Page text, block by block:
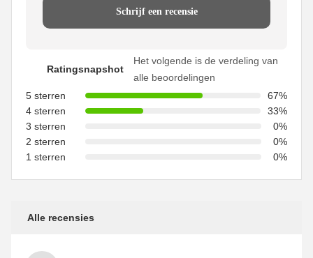
Schrijf een recensie
Ratingsnapshot
Het volgende is de verdeling van
alle beoordelingen
5 sterren
67%
4 sterren
33%
3 sterren
0%
2 sterren
0%
1 sterren
0%
Alle recensies